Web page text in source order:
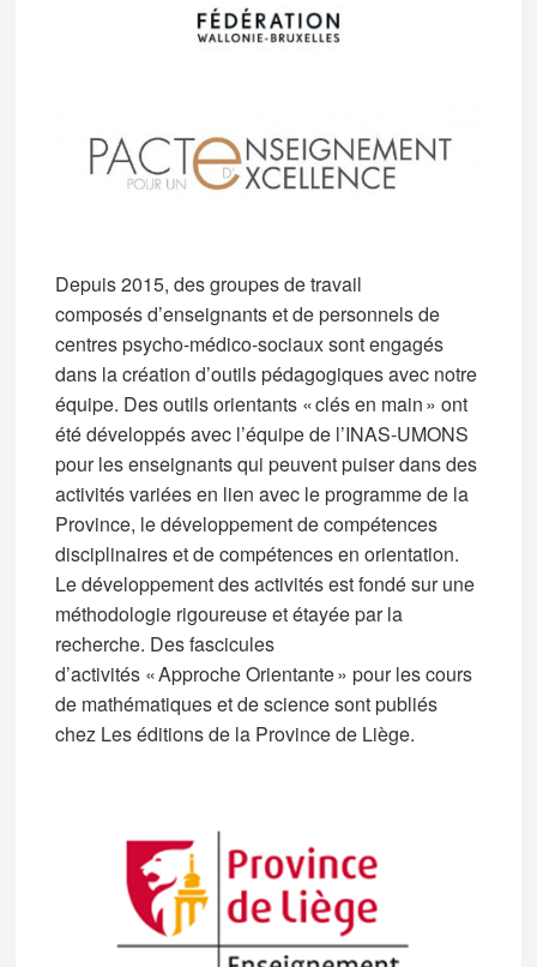
Depuis 2015, des groupes de travail
composés d’enseignants et de personnels de
centres psycho-médico-sociaux sont engagés
dans la création d’outils pédagogiques avec notre
équipe. Des outils orientants « clés en main » ont
été développés avec l’équipe de l’INAS-UMONS
pour les enseignants qui peuvent puiser dans des
activités variées en lien avec le programme de la
Province, le développement de compétences
disciplinaires et de compétences en orientation.
Le développement des activités est fondé sur une
méthodologie rigoureuse et étayée par la
recherche. Des fascicules
d’activités « Approche Orientante » pour les cours
de mathématiques et de science sont publiés
chez Les éditions de la Province de Liège.